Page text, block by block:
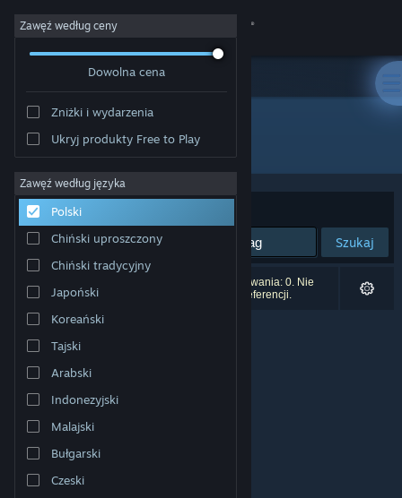
Zaloguj się
Społeczność
Informacje
Wsparcie
Zmień język
Pobierz aplikację mobilną Steam
Wersja przeglądarkowa
Zawęź według ceny
Dowolna cena
Zniżki i wydarzenia
Ukryj produkty Free to Play
Zawęź według języka
Polski
Chiński uproszczony
Chiński tradycyjny
Japoński
Koreański
Tajski
Arabski
Indonezyjski
Malajski
Bułgarski
Czeski
Producent: 電脳遊戯最高会議
Sortuj według:
Szukaj
Liczba wyników pasujących do twojego wyszukiwania: 0. Nie
uwzględniono 2 tytułów na podstawie twoich preferencji.